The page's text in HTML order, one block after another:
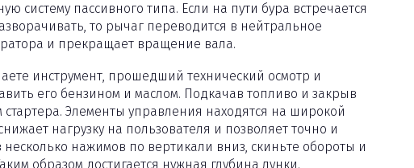
систему пассивного типа. Если на пути бура встречается
то рычаг переводится в нейтральное
и прекращает вращение вала.
инструмент, прошедший технический осмотр и
его бензином и маслом. Подкачав топливо и закрыв
стартера. Элементы управления находятся на широкой
нагрузку на пользователя и позволяет точно и
нажимов по вертикали вниз, скиньте обороты и
образом достигается нужная глубина лунки.